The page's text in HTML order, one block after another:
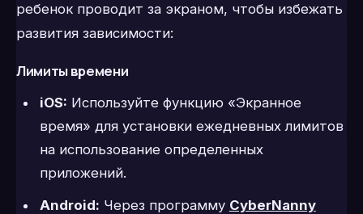
ребенок проводит за экраном, чтобы избежать
развития зависимости:
Лимиты времени
iOS: Используйте функцию «Экранное
время» для установки ежедневных лимитов
на использование определенных
приложений.
Android: Через программу CyberNanny